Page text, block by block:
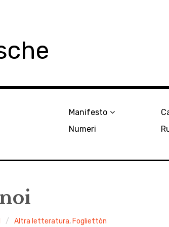
Manifesto
Numeri
Altra letteratura, Fogliettòn